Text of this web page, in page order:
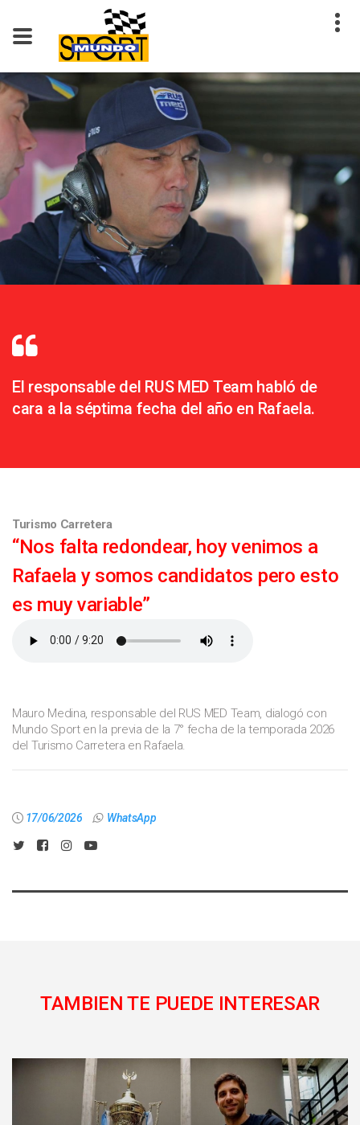
El responsable del RUS MED Team habló de
cara a la séptima fecha del año en Rafaela.
Turismo Carretera
“Nos falta redondear, hoy venimos a
Rafaela y somos candidatos pero esto
es muy variable”
Mauro Medina, responsable del RUS MED Team, dialogó con
Mundo Sport en la previa de la 7° fecha de la temporada 2026
del Turismo Carretera en Rafaela.
17/06/2026 WhatsApp
TAMBIEN TE PUEDE INTERESAR